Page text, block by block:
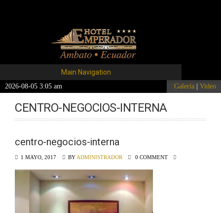
Main Navigation
2026-08-05 3:05 am Galería Video
CENTRO-NEGOCIOS-INTERNA
centro-negocios-interna
1 MAYO, 2017 BY ADMINISTRADOR 0 COMMENT